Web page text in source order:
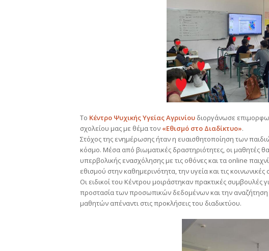
Το Κέντρο Ψυχικής Υγείας Αγρινίου διοργάνωσε
σχολείου μας με θέμα τον «Εθισμό στο Διαδίκτυο».
Στόχος της ενημέρωσης ήταν η ευαισθητοποίηση των
κόσμο. Μέσα από βιωματικές δραστηριότητες, οι μαθητές
υπερβολικής ενασχόλησης με τις οθόνες και τα online
εθισμού στην καθημερινότητα, την υγεία και τις
Οι ειδικοί του Κέντρου μοιράστηκαν πρακτικές συμβουλές
προστασία των προσωπικών δεδομένων και την αναζήτηση
μαθητών απέναντι στις προκλήσεις του διαδικτύου.